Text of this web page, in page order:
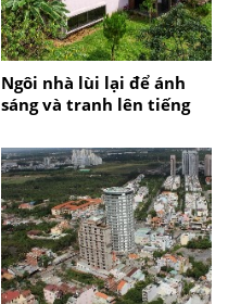
Ngôi nhà lùi lại để ánh
sáng và tranh lên tiếng